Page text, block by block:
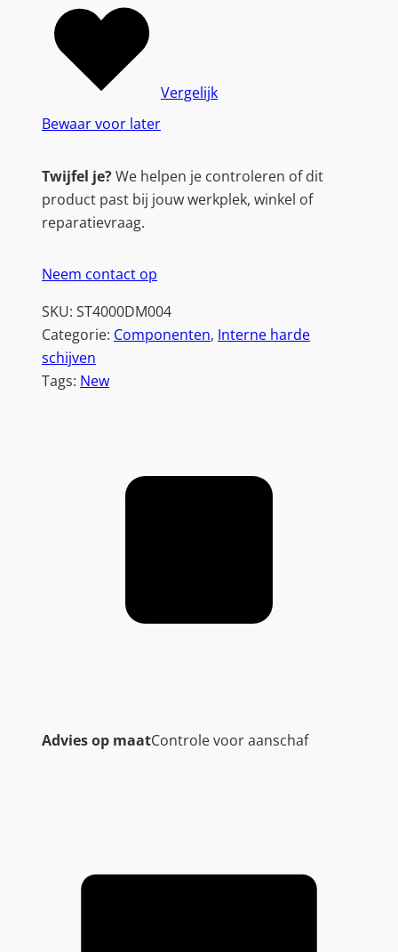
Bewaar voor later
Vergelijk
Twijfel je?We helpen je controleren of dit
product past bij jouw werkplek, winkel of
reparatievraag.
Neem contact op
SKU: ST4000DM004
Categorie: Componenten, Interne harde
schijven
Tags: New
Advies op maatControle voor aanschaf